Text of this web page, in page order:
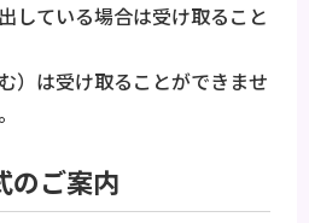
している場合は受け取ること
）は受け取ることができませ
のご案内